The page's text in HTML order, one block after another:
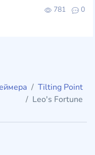
781 0
Tilting Point
Leo's Fortune